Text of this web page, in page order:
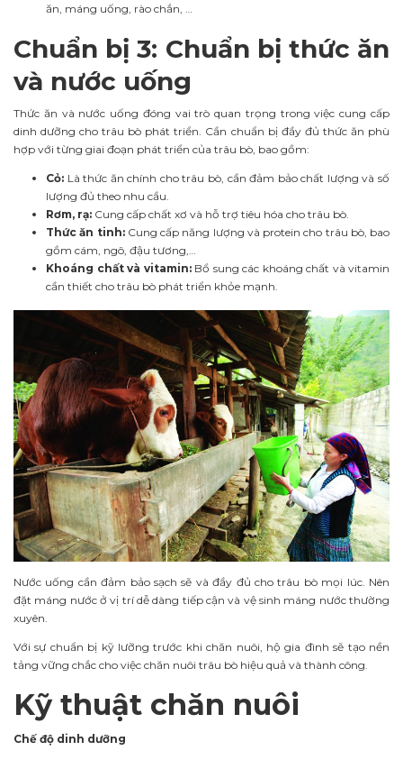
ăn, máng uống, rào chắn, …
Chuẩn bị 3: Chuẩn bị thức ăn
và nước uống
Thức ăn và nước uống đóng vai trò quan trọng trong việc cung cấp
dinh dưỡng cho trâu bò phát triển. Cần chuẩn bị đầy đủ thức ăn phù
hợp với từng giai đoạn phát triển của trâu bò, bao gồm:
Cỏ: Là thức ăn chính cho trâu bò, cần đảm bảo chất lượng và số
lượng đủ theo nhu cầu.
Rơm, rạ: Cung cấp chất xơ và hỗ trợ tiêu hóa cho trâu bò.
Thức ăn tinh:Cung cấp năng lượng và protein cho trâu bò, bao
gồm cám, ngô, đậu tương,…
Khoáng chất và vitamin:Bổ sung các khoáng chất và vitamin
cần thiết cho trâu bò phát triển khỏe mạnh.
Nước uống cần đảm bảo sạch sẽ và đầy đủ cho trâu bò mọi lúc. Nên
đặt máng nước ở vị trí dễ dàng tiếp cận và vệ sinh máng nước thường
xuyên.
Với sự chuẩn bị kỹ lưỡng trước khi chăn nuôi, hộ gia đình sẽ tạo nền
tảng vững chắc cho việc chăn nuôi trâu bò hiệu quả và thành công.
Kỹ thuật chăn nuôi
Chế độ dinh dưỡng